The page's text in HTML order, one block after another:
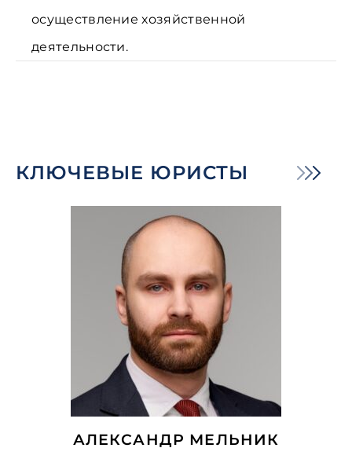
осуществление хозяйственной
деятельности.
КЛЮЧЕВЫЕ ЮРИСТЫ
АЛЕКСАНДР МЕЛЬНИК